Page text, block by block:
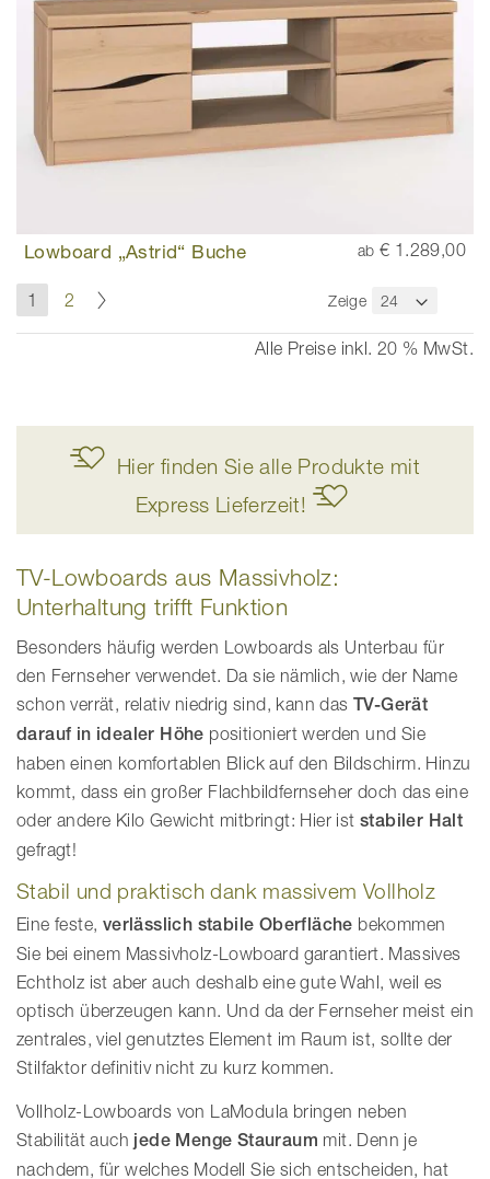
Lowboard „Astrid“ Buche ab € 1.289,00
Seite
Sie
lesen
gerade
1 Seite
2 Zeige
Alle Preise inkl. 20 % MwSt.
Hier finden Sie alle Produkte mit
Express Lieferzeit!
TV-Lowboards aus Massivholz:
Unterhaltung trifft Funktion
Besonders häufig werden Lowboards als Unterbau für
den Fernseher verwendet. Da sie nämlich, wie der Name
schon verrät, relativ niedrig sind, kann das TV-Gerät
darauf in idealer Höhe positioniert werden und Sie
haben einen komfortablen Blick auf den Bildschirm. Hinzu
kommt, dass ein großer Flachbildfernseher doch das eine
oder andere Kilo Gewicht mitbringt: Hier ist stabiler Halt
gefragt!
Stabil und praktisch dank massivem Vollholz
Eine feste, verlässlich stabile Oberfläche bekommen
Sie bei einem Massivholz-Lowboard garantiert. Massives
Echtholz ist aber auch deshalb eine gute Wahl, weil es
optisch überzeugen kann. Und da der Fernseher meist ein
zentrales, viel genutztes Element im Raum ist, sollte der
Stilfaktor definitiv nicht zu kurz kommen.
Vollholz-Lowboards von LaModula bringen neben
Stabilität auch jede Menge Stauraum mit. Denn je
nachdem, für welches Modell Sie sich entscheiden, hat